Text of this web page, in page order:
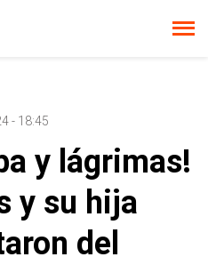
- 18:45
y lágrimas!
y su hija
del